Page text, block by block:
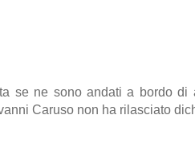
se ne sono andati a bordo di
Caruso non ha rilasciato